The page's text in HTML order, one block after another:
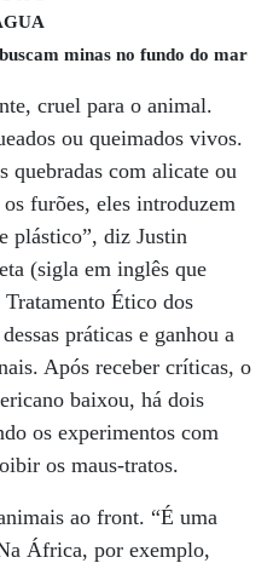
minas no fundo do mar
cruel para o animal.
ou queimados vivos.
quebradas com alicate ou
furões, eles introduzem
plástico”, diz Justin
(sigla em inglês que
Ético dos
práticas e ganhou a
Após receber críticas, o
baixou, há dois
os experimentos com
os maus-tratos.
ao front. “É uma
África, por exemplo,